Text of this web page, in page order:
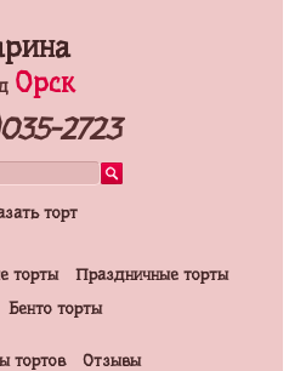
Орск
2723
торт
торты
Праздничные торты
Бенто торты
тортов Отзывы